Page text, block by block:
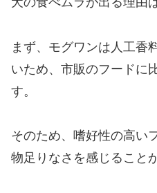
まず、モグワンは人工香
いため、市販のフードに
す。
そのため、嗜好性の高い
物足りなさを感じること